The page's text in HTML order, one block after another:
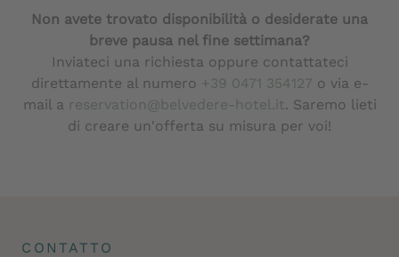
Non avete trovato disponibilità o desiderate una
breve pausa nel fine settimana?
Inviateci una richiesta oppure contattateci
direttamente al numero +39 0471 354127 o via e-
mail a reservation@belvedere-hotel.it. Saremo lieti
di creare un'offerta su misura per voi!
CONTATTO